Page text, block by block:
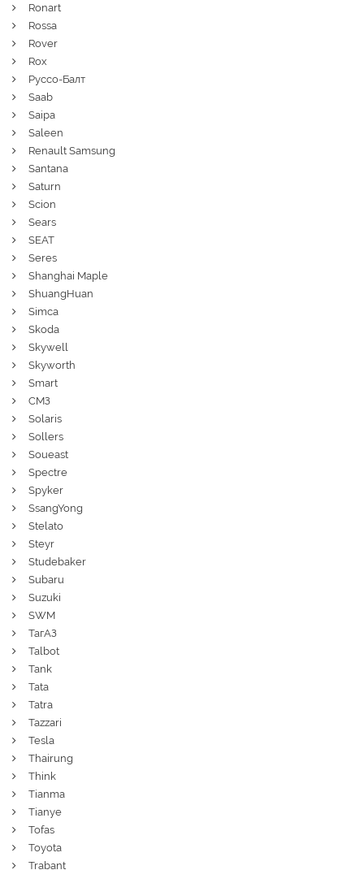
Ronart
Rossa
Rover
Rox
Руссо-Балт
Saab
Saipa
Saleen
Renault Samsung
Santana
Saturn
Scion
Sears
SEAT
Seres
Shanghai Maple
ShuangHuan
Simca
Skoda
Skywell
Skyworth
Smart
СМЗ
Solaris
Sollers
Soueast
Spectre
Spyker
SsangYong
Stelato
Steyr
Studebaker
Subaru
Suzuki
SWM
ТагАЗ
Talbot
Tank
Tata
Tatra
Tazzari
Tesla
Thairung
Think
Tianma
Tianye
Tofas
Toyota
Trabant